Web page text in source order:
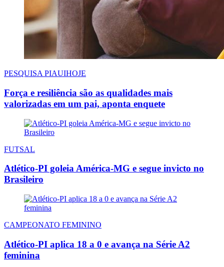
PESQUISA PIAUIHOJE
Força e resiliência são as qualidades mais
valorizadas em um pai, aponta enquete
FUTSAL
Atlético-PI goleia América-MG e segue invicto no
Brasileiro
CAMPEONATO FEMININO
Atlético-PI aplica 18 a 0 e avança na Série A2
feminina